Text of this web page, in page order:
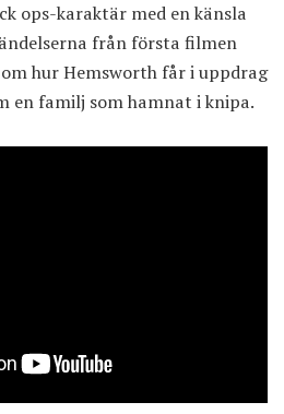
ops-karaktär med en känsla
från första filmen
hur Hemsworth får i uppdrag
en familj som hamnat i knipa.